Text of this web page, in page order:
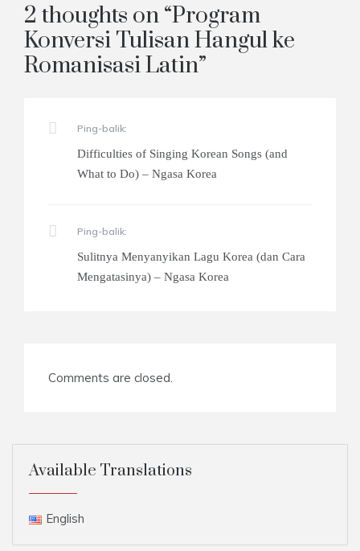
2 thoughts on “Program
Konversi Tulisan Hangul ke
Romanisasi Latin”
Ping-balik:
Difficulties of Singing Korean Songs (and
What to Do) – Ngasa Korea
Ping-balik:
Sulitnya Menyanyikan Lagu Korea (dan Cara
Mengatasinya) – Ngasa Korea
Comments are closed.
Available Translations
English